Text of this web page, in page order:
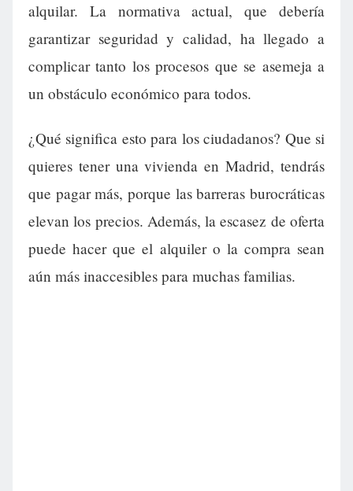
alquilar. La normativa actual, que debería
garantizar seguridad y calidad, ha llegado a
complicar tanto los procesos que se asemeja a
un obstáculo económico para todos.
¿Qué significa esto para los ciudadanos? Que si
quieres tener una vivienda en Madrid, tendrás
que pagar más, porque las barreras burocráticas
elevan los precios. Además, la escasez de oferta
puede hacer que el alquiler o la compra sean
aún más inaccesibles para muchas familias.